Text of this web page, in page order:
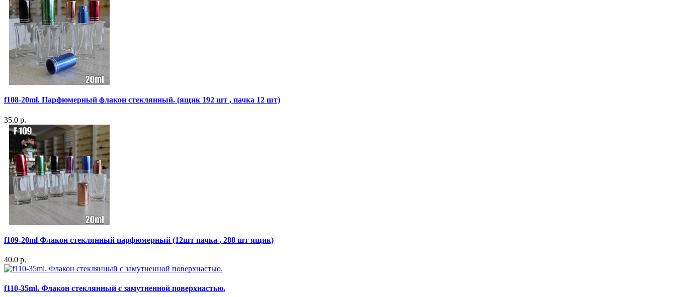
f108-20ml. Парфюмерный флакон стеклянный. (ящик 192 шт , пачка 12 шт)
35.0 р.
f109-20ml Флакон стеклянный парфюмерный (12шт пачка , 288 шт ящик)
40.0 р.
f110-35ml. Флакон стеклянный с замутненной поверхнастью.